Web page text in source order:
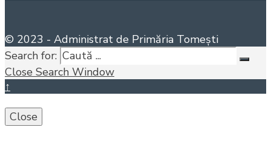
© 2023 - Administrat de Primăria Tomești
Search for:
Close Search Window
↑
Close